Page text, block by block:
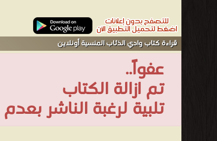
قراءة كتاب وادي الذئاب المنسية أونلاين
عفواً..
تم ازالة الكتاب
تلبية لرغبة الناشر